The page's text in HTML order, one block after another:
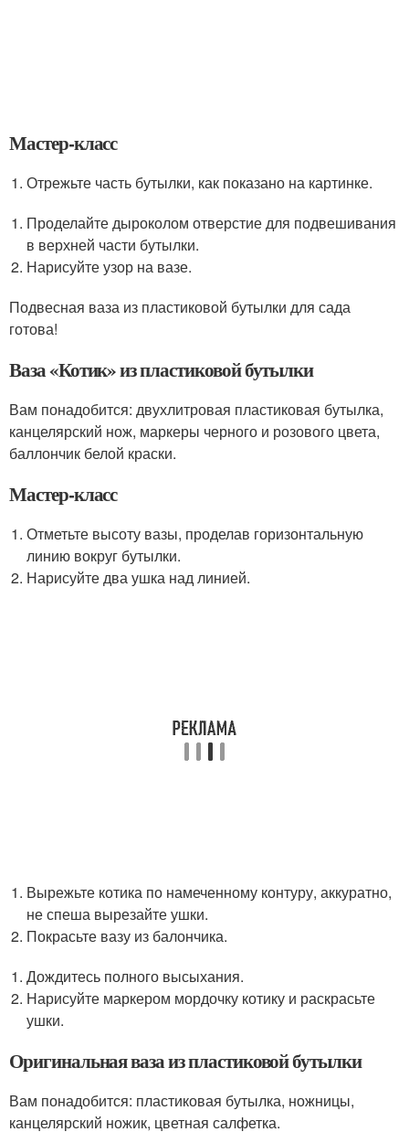
Мастер-класс
Отрежьте часть бутылки, как показано на картинке.
Проделайте дыроколом отверстие для подвешивания
в верхней части бутылки.
Нарисуйте узор на вазе.
Подвесная ваза из пластиковой бутылки для сада
готова!
Ваза «Котик» из пластиковой бутылки
Вам понадобится: двухлитровая пластиковая бутылка,
канцелярский нож, маркеры черного и розового цвета,
баллончик белой краски.
Мастер-класс
Отметьте высоту вазы, проделав горизонтальную
линию вокруг бутылки.
Нарисуйте два ушка над линией.
Вырежьте котика по намеченному контуру, аккуратно,
не спеша вырезайте ушки.
Покрасьте вазу из балончика.
Дождитесь полного высыхания.
Нарисуйте маркером мордочку котику и раскрасьте
ушки.
Оригинальная ваза из пластиковой бутылки
Вам понадобится: пластиковая бутылка, ножницы,
канцелярский ножик, цветная салфетка.